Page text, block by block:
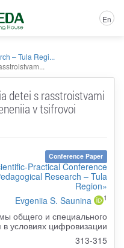
En
– Tula Regi...
detei s rasstroistvami
v tsifrovoi
Conference Paper
Practical Conference
Research – Tula
Region»
Evgeniia S. Saunina 1
общего и специального
в условиях цифровизации
313-315